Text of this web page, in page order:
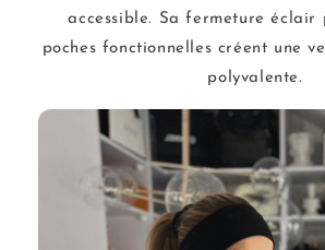
accessible. Sa fermeture éclair
poches fonctionnelles créent une
polyvalente.